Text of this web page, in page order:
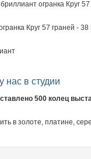
огранка Круг
Круг 57 граней -
нас в студии
500 колец
в золоте, платине,